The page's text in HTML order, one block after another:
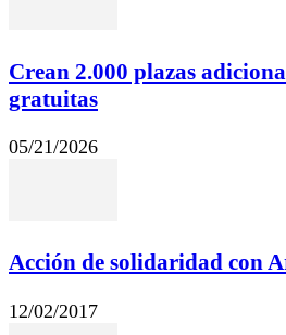
Crean 2.000 plazas
gratuitas
05/21/2026
Acción de solidaridad con
12/02/2017